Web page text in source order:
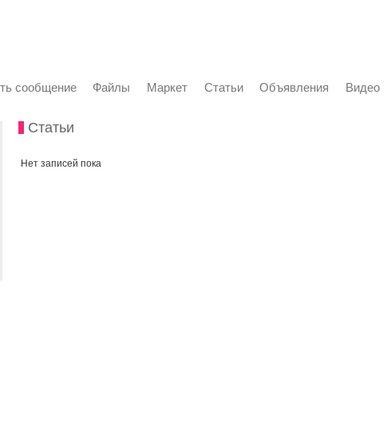
сообщение Файлы Маркет Статьи Объявления Видео
Статьи
Нет записей пока